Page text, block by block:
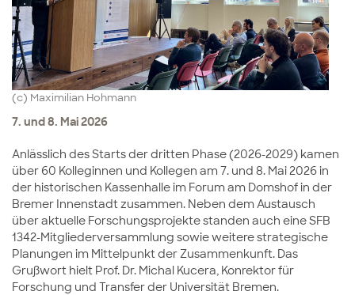
(c) Maximilian Hohmann
7. und 8. Mai 2026
Anlässlich des Starts der dritten Phase (2026-2029) kamen
über 60 Kolleginnen und Kollegen am 7. und 8. Mai 2026 in
der historischen Kassenhalle im Forum am Domshof in der
Bremer Innenstadt zusammen. Neben dem Austausch
über aktuelle Forschungsprojekte standen auch eine SFB
1342-Mitgliederversammlung sowie weitere strategische
Planungen im Mittelpunkt der Zusammenkunft. Das
Grußwort hielt Prof. Dr. Michal Kucera, Konrektor für
Forschung und Transfer der Universität Bremen.